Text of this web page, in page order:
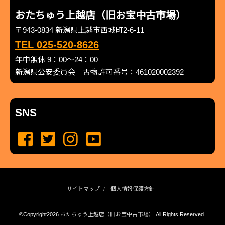
おたちゅう上越店（旧お宝中古市場）
〒943-0834 新潟県上越市西城町2-6-11
TEL 025-520-8626
年中無休 9：00～24：00
新潟県公安委員会 古物許可番号：461020002392
SNS
サイトマップ 個人情報保護方針
©Copyright2026 おたちゅう上越店（旧お宝中古市場） .All Rights Reserved.